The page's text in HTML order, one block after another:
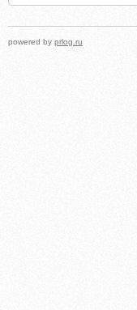
powered by prlog.ru